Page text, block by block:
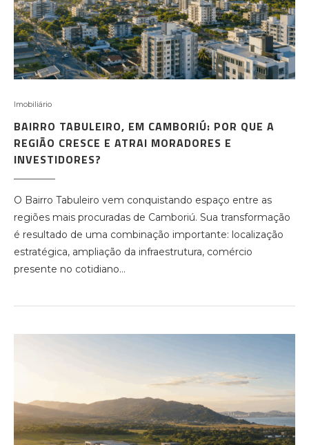
Imobiliário
BAIRRO TABULEIRO, EM CAMBORIÚ: POR QUE A
REGIÃO CRESCE E ATRAI MORADORES E
INVESTIDORES?
O Bairro Tabuleiro vem conquistando espaço entre as
regiões mais procuradas de Camboriú. Sua transformação
é resultado de uma combinação importante: localização
estratégica, ampliação da infraestrutura, comércio
presente no cotidiano…